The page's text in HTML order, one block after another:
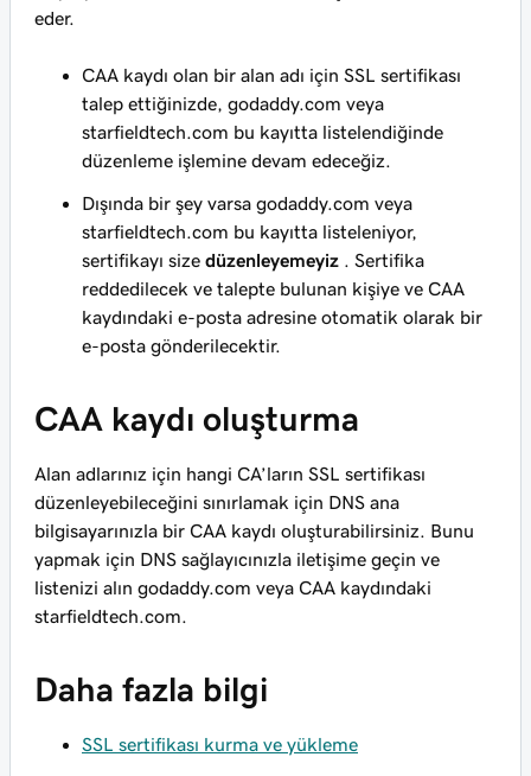
eder.
CAA kaydı olan bir alan adı için SSL sertifikası
talep ettiğinizde, godaddy.com veya
starfieldtech.com bu kayıtta listelendiğinde
düzenleme işlemine devam edeceğiz.
Dışında bir şey varsa godaddy.com veya
starfieldtech.com bu kayıtta listeleniyor,
sertifikayı size düzenleyemeyiz . Sertifika
reddedilecek ve talepte bulunan kişiye ve CAA
kaydındaki e-posta adresine otomatik olarak bir
e-posta gönderilecektir.
CAA kaydı oluşturma
Alan adlarınız için hangi CA’ların SSL sertifikası
düzenleyebileceğini sınırlamak için DNS ana
bilgisayarınızla bir CAA kaydı oluşturabilirsiniz. Bunu
yapmak için DNS sağlayıcınızla iletişime geçin ve
listenizi alın godaddy.com veya CAA kaydındaki
starfieldtech.com.
Daha fazla bilgi
SSL sertifikası kurma ve yükleme